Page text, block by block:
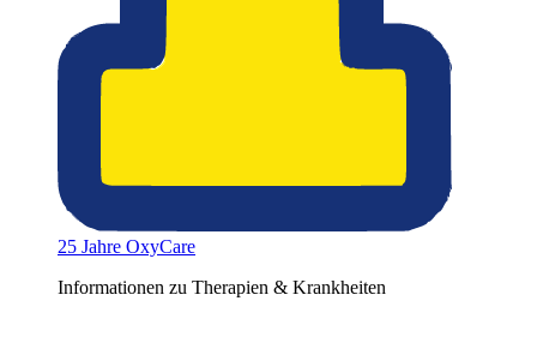
25 Jahre OxyCare
Informationen zu Therapien & Krankheiten